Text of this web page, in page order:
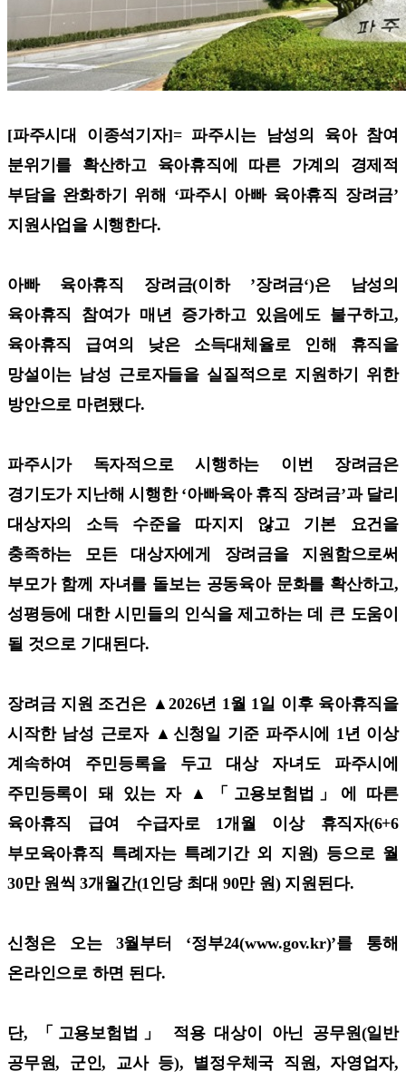
[파주시대 이종석기자]= 파주시는 남성의 육아 참여
분위기를 확산하고 육아휴직에 따른 가계의 경제적
부담을 완화하기 위해 ‘파주시 아빠 육아휴직 장려금’
지원사업을 시행한다.
아빠 육아휴직 장려금(이하 ’장려금‘)은 남성의
육아휴직 참여가 매년 증가하고 있음에도 불구하고,
육아휴직 급여의 낮은 소득대체율로 인해 휴직을
망설이는 남성 근로자들을 실질적으로 지원하기 위한
방안으로 마련됐다.
파주시가 독자적으로 시행하는 이번 장려금은
경기도가 지난해 시행한 ‘아빠육아 휴직 장려금’과 달리
대상자의 소득 수준을 따지지 않고 기본 요건을
충족하는 모든 대상자에게 장려금을 지원함으로써
부모가 함께 자녀를 돌보는 공동육아 문화를 확산하고,
성평등에 대한 시민들의 인식을 제고하는 데 큰 도움이
될 것으로 기대된다.
장려금 지원 조건은 ▲2026년 1월 1일 이후 육아휴직을
시작한 남성 근로자 ▲신청일 기준 파주시에 1년 이상
계속하여 주민등록을 두고 대상 자녀도 파주시에
주민등록이 돼 있는 자 ▲「고용보험법」에 따른
육아휴직 급여 수급자로 1개월 이상 휴직자(6+6
부모육아휴직 특례자는 특례기간 외 지원) 등으로 월
30만 원씩 3개월간(1인당 최대 90만 원) 지원된다.
신청은 오는 3월부터 ‘정부24(www.gov.kr)’를 통해
온라인으로 하면 된다.
단, 「고용보험법」 적용 대상이 아닌 공무원(일반
공무원, 군인, 교사 등), 별정우체국 직원, 자영업자,